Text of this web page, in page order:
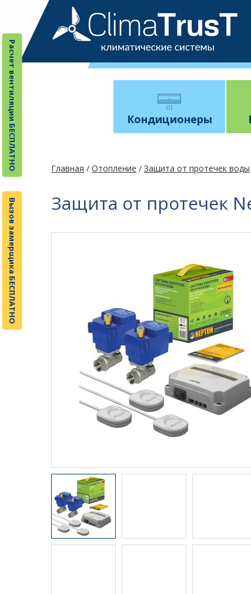
Расчет вентиляции БЕСПЛАТНО
Вызов замерщика БЕСПЛАТНО
Кондиционеры
Главная / Отопление / Защита от протечек воды
Защита от протечек